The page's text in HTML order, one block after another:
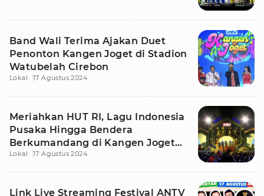
Band Wali Terima Ajakan Duet
Penonton Kangen Joget di Stadion
Watubelah Cirebon
Lokal 17 Agustus 2024
Meriahkan HUT RI, Lagu Indonesia
Pusaka Hingga Bendera
Berkumandang di Kangen Joget
Cirebon
Lokal 17 Agustus 2024
Link Live Streaming Festival ANTV